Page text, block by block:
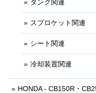
タンク関連
スプロケット関連
シート関連
冷却装置関連
HONDA - CB150R・